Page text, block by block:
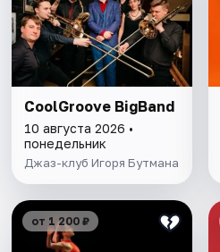
CoolGroove BigBand
10 августа 2026 •
понедельник
Джаз-клуб Игоря Бутмана
от 1 200 ₽